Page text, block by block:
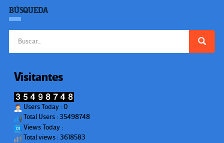
BÚSQUEDA
Visitantes
Users Today : 0
Total Users : 35498748
Views Today :
Total views : 3618583